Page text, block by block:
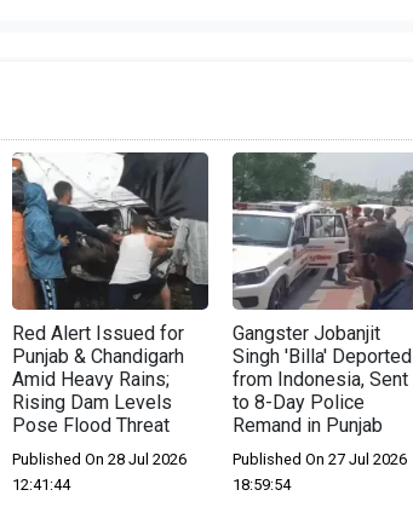
Red Alert Issued for
Punjab & Chandigarh
Amid Heavy Rains;
Rising Dam Levels
Pose Flood Threat
Published On 28 Jul 2026
12:41:44
Gangster Jobanjit
Singh 'Billa' Deported
from Indonesia, Sent
to 8-Day Police
Remand in Punjab
Published On 27 Jul 2026
18:59:54